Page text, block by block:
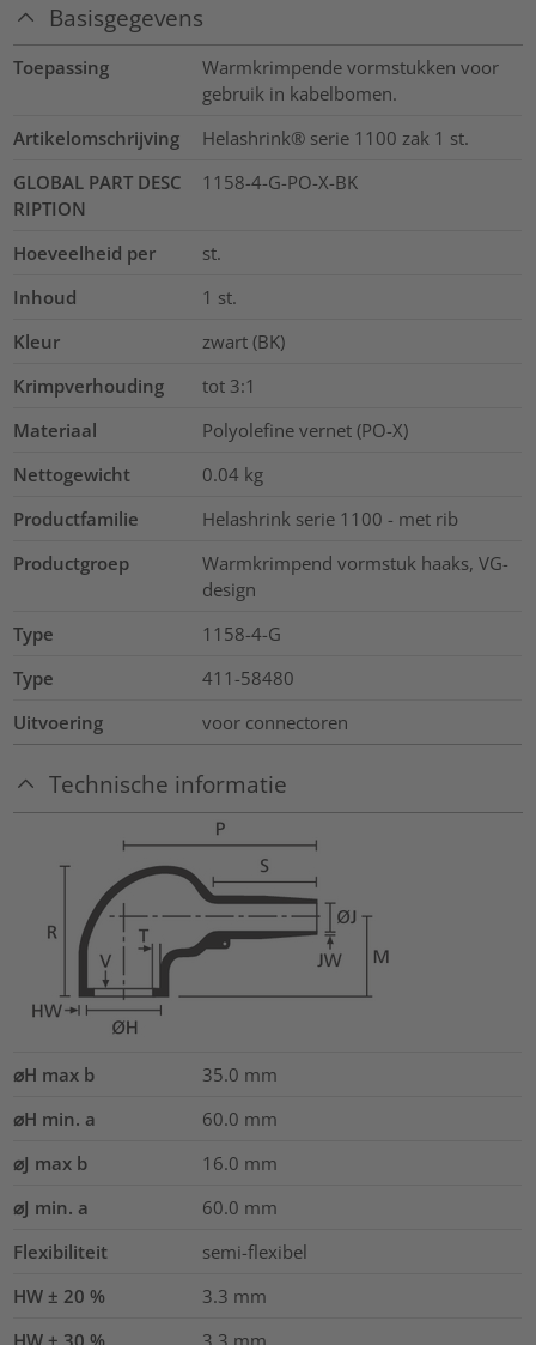
Basisgegevens
Toepassing
Warmkrimpende vormstukken voor
gebruik in kabelbomen.
Artikelomschrijving
Helashrink® serie 1100 zak 1 st.
GLOBAL PART DESC
RIPTION
1158-4-G-PO-X-BK
Hoeveelheid per
st.
Inhoud
1 st.
Kleur
zwart (BK)
Krimpverhouding
tot 3:1
Materiaal
Polyolefine vernet (PO-X)
Nettogewicht
0.04 kg
Productfamilie
Helashrink serie 1100 - met rib
Productgroep
Warmkrimpend vormstuk haaks, VG-
design
Type
1158-4-G
Type
411-58480
Uitvoering
voor connectoren
Technische informatie
⌀H max b 35.0 mm
⌀H min. a
60.0 mm
⌀J max b
16.0 mm
⌀J min. a
60.0 mm
Flexibiliteit
semi-flexibel
HW ± 20 %
3.3 mm
HW ± 30 %
3.3 mm